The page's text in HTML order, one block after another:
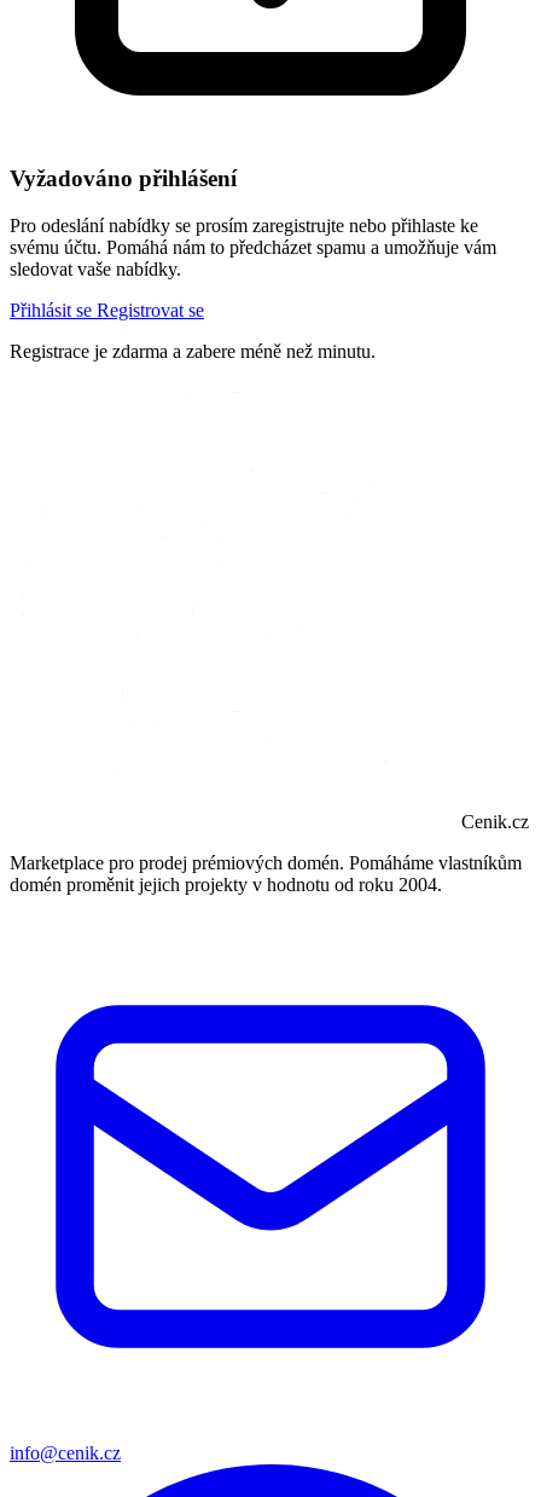
Vyžadováno přihlášení
Pro odeslání nabídky se prosím zaregistrujte nebo přihlaste ke
svému účtu. Pomáhá nám to předcházet spamu a umožňuje vám
sledovat vaše nabídky.
Přihlásit se Registrovat se
Registrace je zdarma a zabere méně než minutu.
Cenik.cz
Marketplace pro prodej prémiových domén. Pomáháme vlastníkům
domén proměnit jejich projekty v hodnotu od roku 2004.
info@cenik.cz